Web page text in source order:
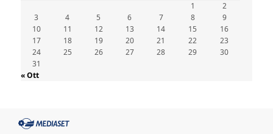
Argentina, l'arcivescovo Colombo: "La visita
del Papa messaggio di pace e dignità"
08.08.2026
Tonalestate 2026, i giovani sconfiggono la
1
2
3
4 5 6 7 8
9
10
11 12 13 14 15
16
17
18 19 20 21 22
23
24
25 26 27 28 29
30
31
« Ott